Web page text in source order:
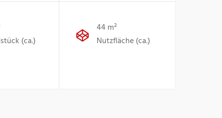
(ca.)
44 m²
Nutzfläche (ca.)